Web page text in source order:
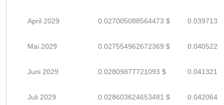
April 2029 0.027005088564473 $
Mai 2029 0.027554962672369 $
Juni 2029 0.02809877721093 $
Juli 2029 0.028603624653481 $